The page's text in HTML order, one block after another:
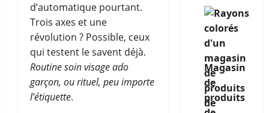
d’automatique pourtant.
Trois axes et une
révolution ? Possible, ceux
qui testent le savent déjà.
Routine soin visage ado
garçon, ou rituel, peu importe
l’étiquette.
Magasin
de
produits